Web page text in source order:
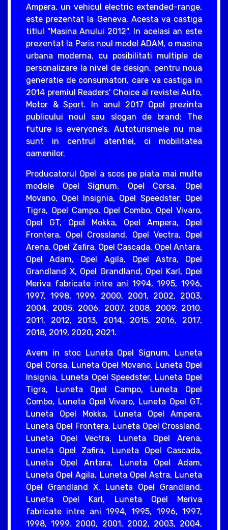
Ampera, un vehicul electric extended-range,
este prezentat la Geneva. Acesta va castiga
titlul "Masina Anului 2012". In acelasi an este
prezentat la Paris noul model ADAM, o masina
urbana moderna, cu posibilitati multiple de
personalizare la nivel de design, pentru noua
generatie de consumatori, care va castiga in
2014 premiul Readers' Choice al revistei Auto,
Motor & Sport. In anul 2017 Opel prezinta
publicului noul sau slogan de brand: The
future is everyone’s. Autoturismele nu mai
sunt in centrul atentiei, ci mobilitatea
oamenilor.
Producatorul Opel a scos pe piata mai multe
modele Opel Signum, Opel Corsa, Opel
Movano, Opel Insignia, Opel Speedster, Opel
Tigra, Opel Campo, Opel Combo, Opel Vivaro,
Opel GT, Opel Mokka, Opel Ampera, Opel
Frontera, Opel Crossland, Opel Vectra, Opel
Arena, Opel Zafira, Opel Cascada, Opel Antara,
Opel Adam, Opel Agila, Opel Astra, Opel
Grandland X, Opel Grandland, Opel Karl, Opel
Meriva fabricate intre ani 1994, 1995, 1996,
1997, 1998, 1999, 2000, 2001, 2002, 2003,
2004, 2005, 2006, 2007, 2008, 2009, 2010,
2011, 2012, 2013, 2014, 2015, 2016, 2017,
2018, 2019, 2020, 2021.
Avem in stoc Luneta Opel Signum, Luneta
Opel Corsa, Luneta Opel Movano, Luneta Opel
Insignia, Luneta Opel Speedster, Luneta Opel
Tigra, Luneta Opel Campo, Luneta Opel
Combo, Luneta Opel Vivaro, Luneta Opel GT,
Luneta Opel Mokka, Luneta Opel Ampera,
Luneta Opel Frontera, Luneta Opel Crossland,
Luneta Opel Vectra, Luneta Opel Arena,
Luneta Opel Zafira, Luneta Opel Cascada,
Luneta Opel Antara, Luneta Opel Adam,
Luneta Opel Agila, Luneta Opel Astra, Luneta
Opel Grandland X, Luneta Opel Grandland,
Luneta Opel Karl, Luneta Opel Meriva
fabricate intre ani 1994, 1995, 1996, 1997,
1998, 1999, 2000, 2001, 2002, 2003, 2004,